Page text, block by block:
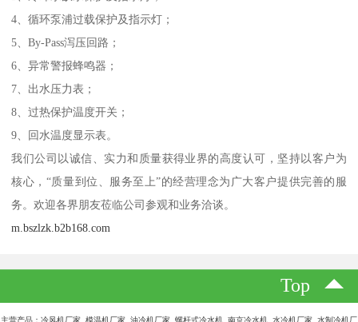
4、循环泵浦过载保护及指示灯；
5、By-Pass泻压回路；
6、异常警报蜂鸣器；
7、出水压力表；
8、过热保护温度开关；
9、回水温度显示表。
我们公司以诚信、实力和质量获得业界的高度认可，坚持以客户为
核心，“质量到位、服务至上”的经营理念为广大客户提供完善的服
务。欢迎各界朋友莅临公司参观和业务洽谈。
m.bszlzk.b2b168.com
Top
主营产品：冷风机厂家 模温机厂家 油冷机厂家 螺杆式冷水机 南京冷水机 水冷机厂家 水制冷机厂